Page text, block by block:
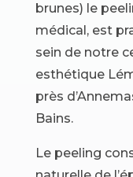
brunes) le
médical, est
sein de notre
esthétique
près
Bains.
Le peeling